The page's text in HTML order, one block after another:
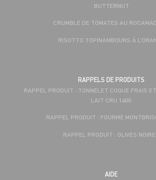
BUTTERNUT
CRUMBLE DE TOMATES AU
RISOTTO TOPINAMBOURS À
RAPPELS DE PRODUITS
RAPPEL PRODUIT : TONNELET COQUE FRAIS
LAIT CRU 140G
RAPPEL PRODUIT : FOURME
RAPPEL PRODUIT : OLIVES
AIDE